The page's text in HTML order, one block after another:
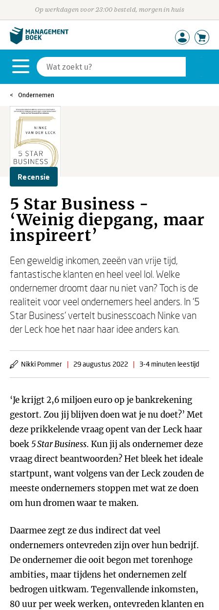
Op werkdagen voor 23:00 besteld, morgen in huis
Ondernemen
Recensie
5 Star Business -
‘Weinig diepgang, maar
inspireert’
Een geweldig inkomen, zeeën van vrije tijd,
fantastische klanten en heel veel lol. Welke
ondernemer droomt daar nu niet van? Toch is de
realiteit voor veel ondernemers heel anders. In ‘5
Star Business’ vertelt businesscoach Ninke van
der Leck hoe het naar haar idee anders kan.
Nikki Pommer | 29 augustus 2022 | 3-4 minuten leestijd
‘Je krijgt 2,6 miljoen euro op je bankrekening
gestort. Zou jij blijven doen wat je nu doet?’ Met
deze prikkelende vraag opent van der Leck haar
boek5 Star Business. Kun jij als ondernemer deze
vraag direct beantwoorden? Het bleek het ideale
startpunt, want volgens van der Leck zouden de
meeste ondernemers stoppen met wat ze doen
om hun dromen waar te maken.
Daarmee zegt ze dus indirect dat veel
ondernemers ontevreden zijn over hun bedrijf.
De ondernemer die ooit begon met torenhoge
ambities, maar tijdens het ondernemen zelf
bedrogen uitkwam. Tegenvallende inkomsten,
80 uur per week werken, ontevreden klanten en